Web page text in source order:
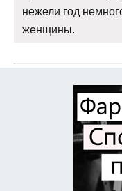
нежели год
женщины.